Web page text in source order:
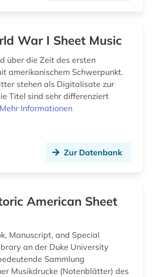
common law (1)
commonwealth (8)
(3)
(1)
digitalisat (1)
diplomatische beziehungen (1)
dissertation (4)
Norwegen (4)
Osteuropa (2)
Ostmitteleuropa (1)
Palaestina (1)
Russland, Sowjetunion (4)
(1)
(1)
Skandinavien (2)
War I Sheet Music
über die Zeit des ersten
amerikanischem Schwerpunkt.
stehen als Digitalisate zur
Titel sind sehr differenziert
Mehr Informationen
Zur Datenbank
American Sheet
Manuscript, and Special
an der Duke University
Sammlung
Musikdrucke (Notenblätter) des